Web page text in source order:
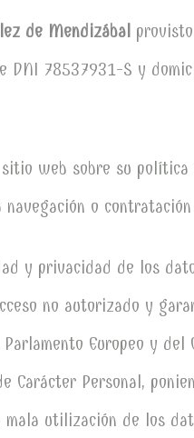
de Mendizábal
DNI 78537931-S y
web sobre su
navegación o
y privacidad de los
no autorizado y
Europeo y
Carácter Personal,
utilización de los